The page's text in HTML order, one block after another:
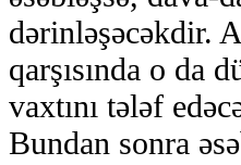
dərinləşəcəkdir.
qarşısında o da
vaxtını tələf
Bundan sonra